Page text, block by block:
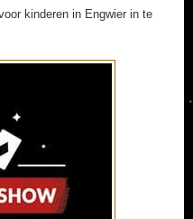
kinderen in Engwier in te